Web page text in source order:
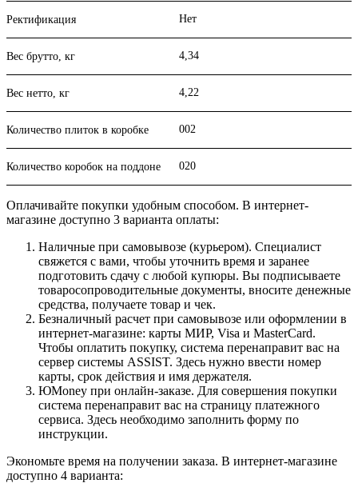
Ректификация Нет
Вес брутто, кг 4,34
Вес нетто, кг 4,22
Количество плиток в коробке 002
Количество коробок на поддоне 020
Оплачивайте покупки удобным способом. В интернет-
магазине доступно 3 варианта оплаты:
Наличные при самовывозе (курьером). Специалист
свяжется с вами, чтобы уточнить время и заранее
подготовить сдачу с любой купюры. Вы подписываете
товаросопроводительные документы, вносите денежные
средства, получаете товар и чек.
Безналичный расчет при самовывозе или оформлении в
интернет-магазине: карты МИР, Visa и MasterCard.
Чтобы оплатить покупку, система перенаправит вас на
сервер системы ASSIST. Здесь нужно ввести номер
карты, срок действия и имя держателя.
ЮMoney при онлайн-заказе. Для совершения покупки
система перенаправит вас на страницу платежного
сервиса. Здесь необходимо заполнить форму по
инструкции.
Экономьте время на получении заказа. В интернет-магазине
доступно 4 варианта: